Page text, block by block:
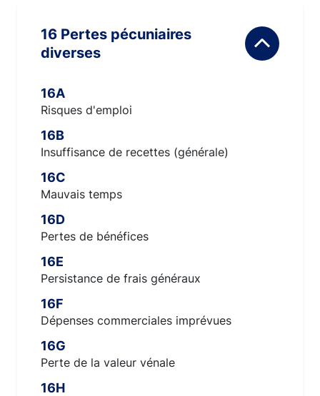
16 Pertes pécuniaires
diverses
16A
Risques d'emploi
16B
Insuffisance de recettes (générale)
16C
Mauvais temps
16D
Pertes de bénéfices
16E
Persistance de frais généraux
16F
Dépenses commerciales imprévues
16G
Perte de la valeur vénale
16H